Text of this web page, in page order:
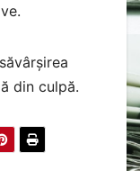
din culpă.